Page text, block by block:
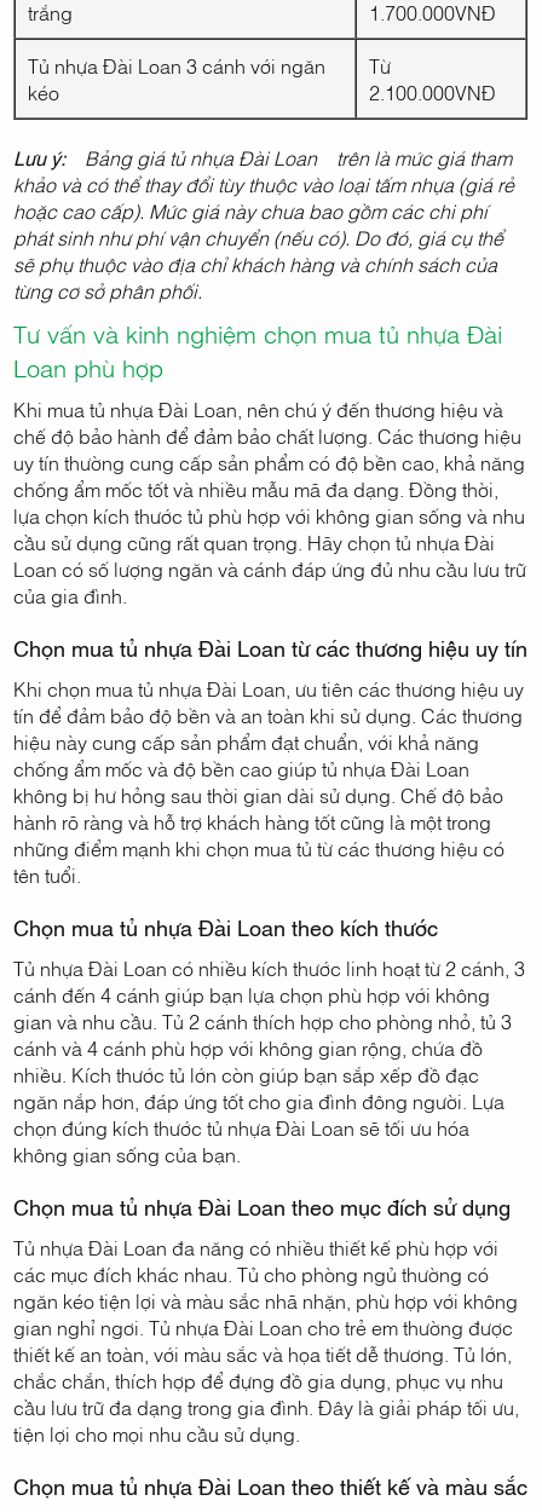
trắng
1.700.000VNĐ
Tủ nhựa Đài Loan 3 cánh với ngăn
kéo
Từ
2.100.000VNĐ
Lưu ý:Bảng giá tủ nhựa Đài Loan trên là mức giá tham
khảo và có thể thay đổi tùy thuộc vào loại tấm nhựa (giá rẻ
hoặc cao cấp). Mức giá này chưa bao gồm các chi phí
phát sinh như phí vận chuyển (nếu có). Do đó, giá cụ thể
sẽ phụ thuộc vào địa chỉ khách hàng và chính sách của
từng cơ sở phân phối.
Tư vấn và kinh nghiệm chọn mua tủ nhựa Đài
Loan phù hợp
Khi mua tủ nhựa Đài Loan, nên chú ý đến thương hiệu và
chế độ bảo hành để đảm bảo chất lượng. Các thương hiệu
uy tín thường cung cấp sản phẩm có độ bền cao, khả năng
chống ẩm mốc tốt và nhiều mẫu mã đa dạng. Đồng thời,
lựa chọn kích thước tủ phù hợp với không gian sống và nhu
cầu sử dụng cũng rất quan trọng. Hãy chọn tủ nhựa Đài
Loan có số lượng ngăn và cánh đáp ứng đủ nhu cầu lưu trữ
của gia đình.
Chọn mua tủ nhựa Đài Loan từ các thương hiệu uy tín
Khi chọn mua tủ nhựa Đài Loan, ưu tiên các thương hiệu uy
tín để đảm bảo độ bền và an toàn khi sử dụng. Các thương
hiệu này cung cấp sản phẩm đạt chuẩn, với khả năng
chống ẩm mốc và độ bền cao giúp tủ nhựa Đài Loan
không bị hư hỏng sau thời gian dài sử dụng. Chế độ bảo
hành rõ ràng và hỗ trợ khách hàng tốt cũng là một trong
những điểm mạnh khi chọn mua tủ từ các thương hiệu có
tên tuổi.
Chọn mua tủ nhựa Đài Loan theo kích thước
Tủ nhựa Đài Loan có nhiều kích thước linh hoạt từ 2 cánh, 3
cánh đến 4 cánh giúp bạn lựa chọn phù hợp với không
gian và nhu cầu. Tủ 2 cánh thích hợp cho phòng nhỏ, tủ 3
cánh và 4 cánh phù hợp với không gian rộng, chứa đồ
nhiều. Kích thước tủ lớn còn giúp bạn sắp xếp đồ đạc
ngăn nắp hơn, đáp ứng tốt cho gia đình đông người. Lựa
chọn đúng kích thước tủ nhựa Đài Loan sẽ tối ưu hóa
không gian sống của bạn.
Chọn mua tủ nhựa Đài Loan theo mục đích sử dụng
Tủ nhựa Đài Loan đa năng có nhiều thiết kế phù hợp với
các mục đích khác nhau. Tủ cho phòng ngủ thường có
ngăn kéo tiện lợi và màu sắc nhã nhặn, phù hợp với không
gian nghỉ ngơi. Tủ nhựa Đài Loan cho trẻ em thường được
thiết kế an toàn, với màu sắc và họa tiết dễ thương. Tủ lớn,
chắc chắn, thích hợp để đựng đồ gia dụng, phục vụ nhu
cầu lưu trữ đa dạng trong gia đình. Đây là giải pháp tối ưu,
tiện lợi cho mọi nhu cầu sử dụng.
Chọn mua tủ nhựa Đài Loan theo thiết kế và màu sắc